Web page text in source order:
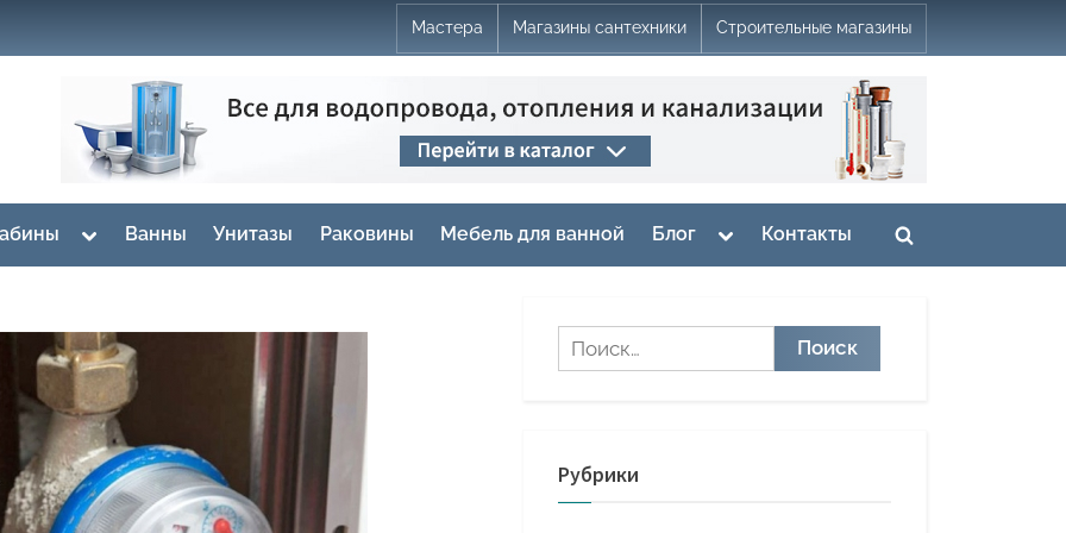
Мастера Магазины сантехники Строительные магазины
Toggle
menu
Ванны Унитазы Раковины Мебель для ванной Блог
Toggle
menu
Контакты
Toggle
Найти:
Рубрики